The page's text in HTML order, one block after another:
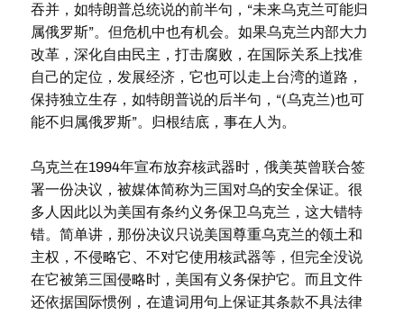
吞并，如特朗普总统说的前半句，“未来乌克兰可能归
属俄罗斯”。但危机中也有机会。如果乌克兰内部大力
改革，深化自由民主，打击腐败，在国际关系上找准
自己的定位，发展经济，它也可以走上台湾的道路，
保持独立生存，如特朗普说的后半句，“(乌克兰)也可
能不归属俄罗斯”。归根结底，事在人为。
乌克兰在1994年宣布放弃核武器时，俄美英曾联合签
署一份决议，被媒体简称为三国对乌的安全保证。很
多人因此以为美国有条约义务保卫乌克兰，这大错特
错。简单讲，那份决议只说美国尊重乌克兰的领土和
主权，不侵略它、不对它使用核武器等，但完全没说
在它被第三国侵略时，美国有义务保护它。而且文件
还依据国际惯例，在遣词用句上保证其条款不具法律